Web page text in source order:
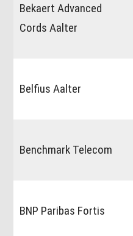
Bekaert Advanced
Cords Aalter
Belfius Aalter
Benchmark Telecom
BNP Paribas Fortis